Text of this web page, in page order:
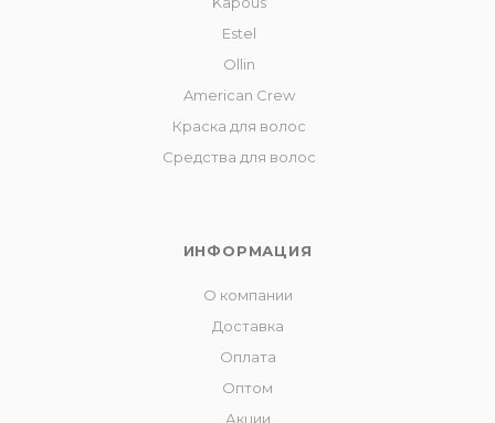
Estel
Ollin
American Crew
Краска для волос
Средства для волос
ИНФОРМАЦИЯ
О компании
Доставка
Оплата
Оптом
Акции